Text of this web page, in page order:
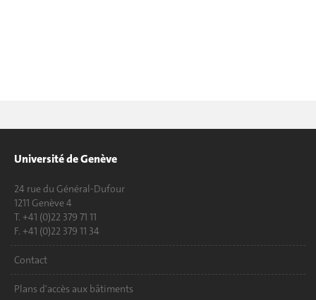
Université de Genève
24 rue du Général-Dufour
1211 Genève 4
T. +41 (0)22 379 71 11
F. +41 (0)22 379 11 34
Contact
Plans d'accès aux bâtiments